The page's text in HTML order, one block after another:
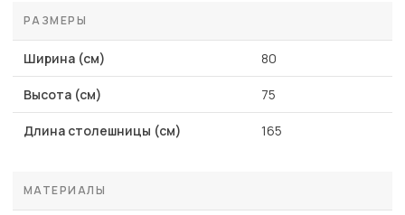
РАЗМЕРЫ
Ширина (см) 80
Высота (см) 75
Длина столешницы (см) 165
МАТЕРИАЛЫ